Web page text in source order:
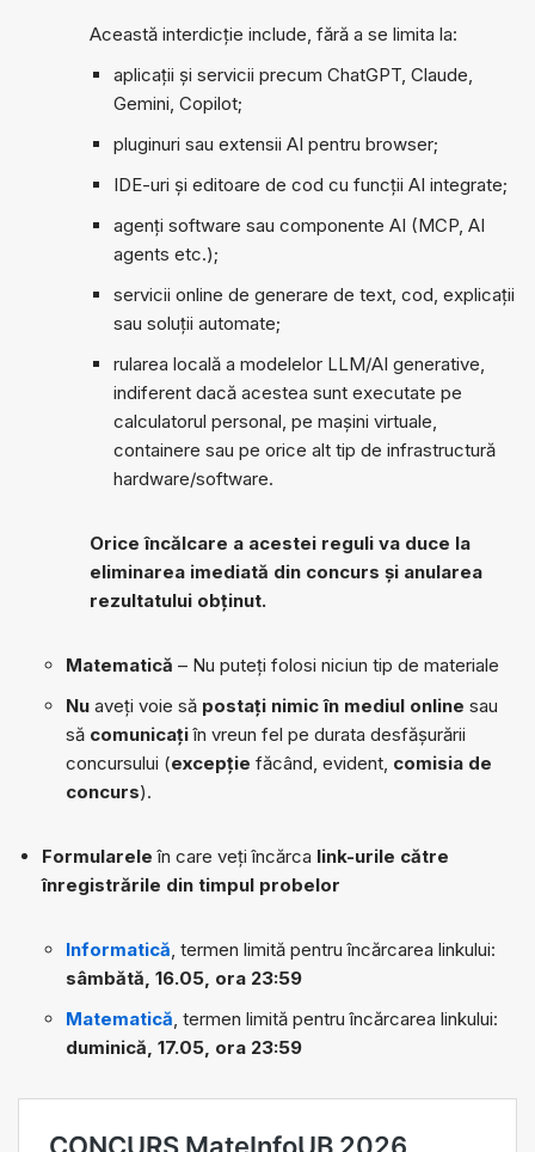
Această interdicție include, fără a se limita la:
aplicații și servicii precum ChatGPT, Claude,
Gemini, Copilot;
pluginuri sau extensii AI pentru browser;
IDE-uri și editoare de cod cu funcții AI integrate;
agenți software sau componente AI (MCP, AI
agents etc.);
servicii online de generare de text, cod, explicații
sau soluții automate;
rularea locală a modelelor LLM/AI generative,
indiferent dacă acestea sunt executate pe
calculatorul personal, pe mașini virtuale,
containere sau pe orice alt tip de infrastructură
hardware/software.
Orice încălcare a acestei reguli va duce la
eliminarea imediată din concurs și anularea
rezultatului obținut.
Matematică – Nu puteți folosi niciun tip de materiale
Nu aveți voie să postați nimic în mediul online sau
să comunicațiîn vreun fel pe durata desfășurării
concursului (excepție făcând, evident, comisia de
concurs).
Formularele în care veți încărca link-urile către
înregistrările din timpul probelor
Informatică, termen limită pentru încărcarea linkului:
sâmbătă, 16.05, ora 23:59
Matematică, termen limită pentru încărcarea linkului:
duminică, 17.05, ora 23:59